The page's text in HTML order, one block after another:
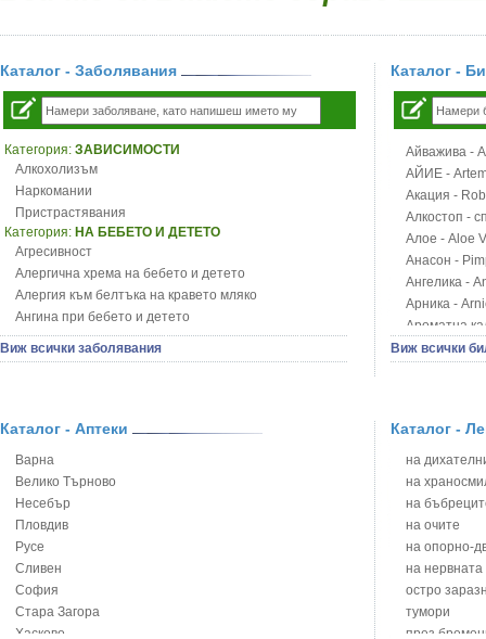
Каталог - Заболявания
Категория: ЗАВИСИМОСТИ
Алкохолизъм
Наркомании
Пристрастявания
Категория: НА БЕБЕТО И ДЕТЕТО
Агресивност
Алергична хрема на бебето и детето
Алергия към белтъка на кравето мляко
Ангина при бебето и детето
Анемия при бебето и детето
Апетит - пълни деца
Бронхиална астма при бебето и детето
Варицела
Висока температура на бебето и детето
Възпаление на ушите на бебето и детето
Глисти
Грижа за пъпа на новороденото
Грип при бебето и детето
Гърч
Да отгледам и възпитам детето си
Виж всички заболявания
Каталог -
Айважива -
АЙИЕ -
Акация -
Алкостоп -
Алое - Aloe
Анасон -
Ангелика -
Арника -
Ароматна
Арония -
Блатен
Блян
Бобови
Божур -
Борови
Босилек -
Брей -
Брош -
Бръшлян -
Бряст -
Виж всички
Каталог - Аптеки
Варна
Велико Търново
Несебър
Пловдив
Русе
Сливен
София
Стара Загора
Хасково
Каталог -
на
на
на
на очите
на опорно-
на нервната
остро
тумори
през